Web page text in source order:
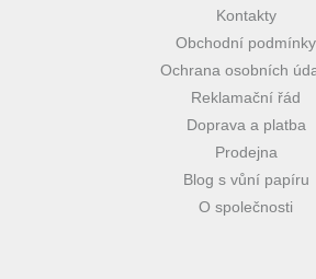
Kontakty
Obchodní podmínky
Ochrana osobních
Reklamační řád
Doprava a platba
Prodejna
Blog s vůní papíru
O společnosti